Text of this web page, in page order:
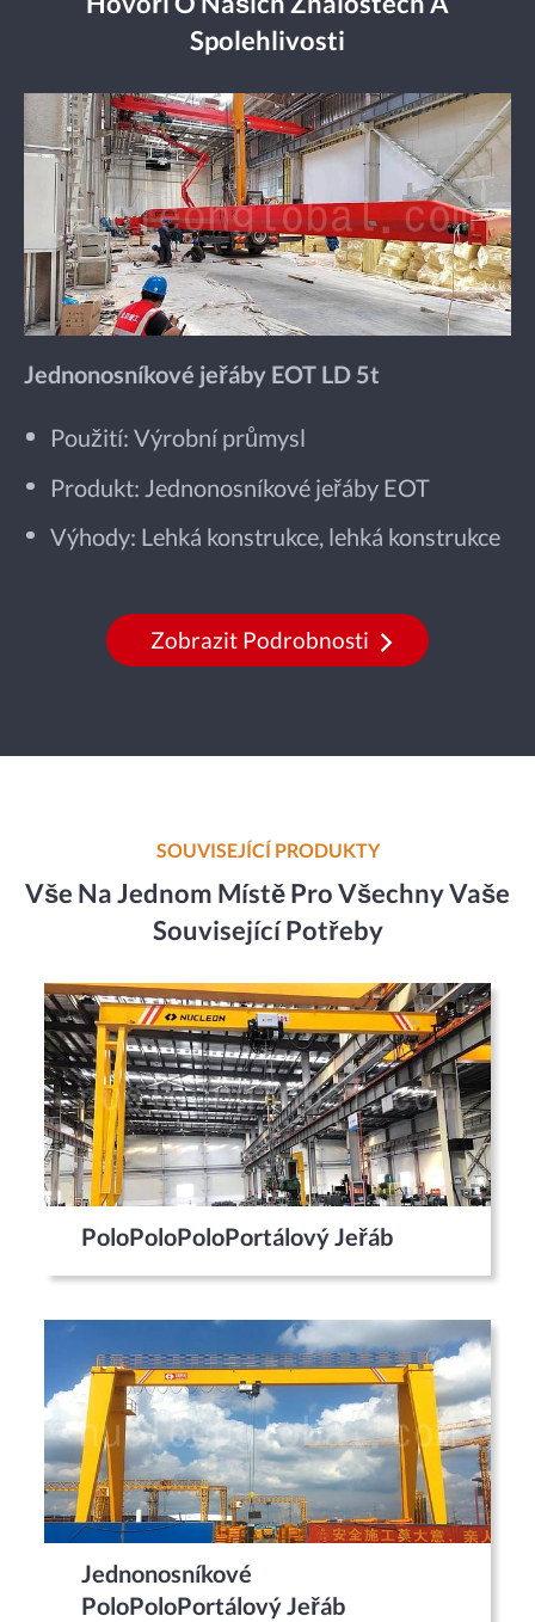
Spolehlivosti
Jednonosníkové jeřáby EOT LD 5t
Použití: Výrobní průmysl
Produkt: Jednonosníkové jeřáby EOT
Výhody: Lehká konstrukce, lehká konstrukce
Zobrazit Podrobnosti
SOUVISEJÍCÍ PRODUKTY
Vše Na Jednom Místě Pro Všechny Vaše
Související Potřeby
PoloPoloPoloPortálový Jeřáb
Jednonosníkové
PoloPoloPortálový Jeřáb